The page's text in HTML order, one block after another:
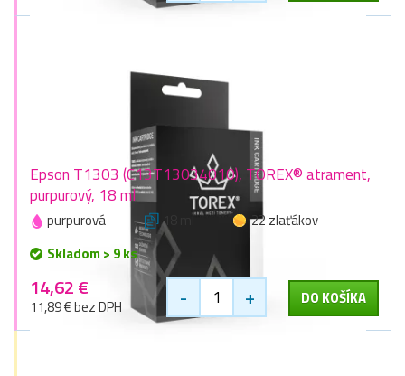
Epson T1303 (C13T13034010), TOREX® atrament,
purpurový, 18 ml
purpurová 18 ml
22 zlaťákov
Skladom > 9 ks
14,62 €
11,89 € bez DPH - + DO KOŠÍKA